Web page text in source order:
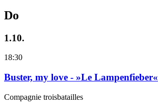
Do
1.10.
18:30
Buster, my love - »Le Lampenfieber«
Compagnie troisbatailles